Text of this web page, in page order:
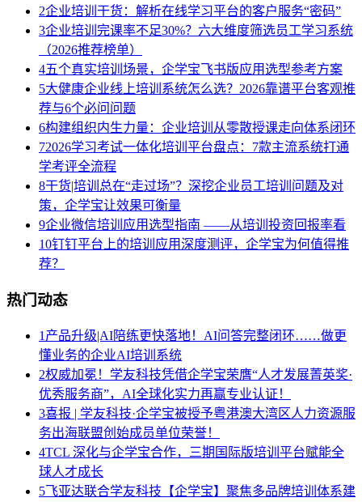
2企业培训干货：解析在线学习平台的客户服务“密码”
3企业培训完课率不足30%？六大维度筛选员工学习系统
（2026推荐榜单）
4五个真实培训场景，企学宝飞书版应用选型参考方案
5大健康企业线上培训系统怎么选？2026靠谱平台客观推
荐与6个必问问题
6构建组织内生力量：企业培训从零散授课走向体系闭环
72026学习考试一体化培训平台盘点：7款主流系统打通
学考评全流程
8干货|培训总在“走过场”？深挖企业员工培训问题及对
策，企学宝让效果可衡量
9企业微信培训应用选型指南 ——从培训投资回报率看
10钉钉平台上的培训应用深度测评，企学宝为何值得推
荐？
热门动态
1 产品升级|AI陪练更快落地！AI问答完整闭环……做更
懂业务的企业AI培训系统
2权威加冕！学友科技凭借企学宝荣膺“人才发展菁英奖·
优秀服务商”，AI全球化实力再赢专业认证！
3喜报 | 学友科技·企学宝被授予粤港澳大湾区人力资源服
务出海联盟创始成员单位荣誉！
4TCL 深化与企学宝合作，三期国际版培训平台赋能全
球人才成长
5飞亚达联合学友科技【企学宝】聚焦多品牌培训体系建